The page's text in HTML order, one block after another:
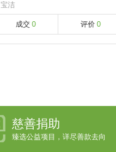
宝洁
成交0 评价 0
慈善捐助
臻选公益项目，详尽善款去向